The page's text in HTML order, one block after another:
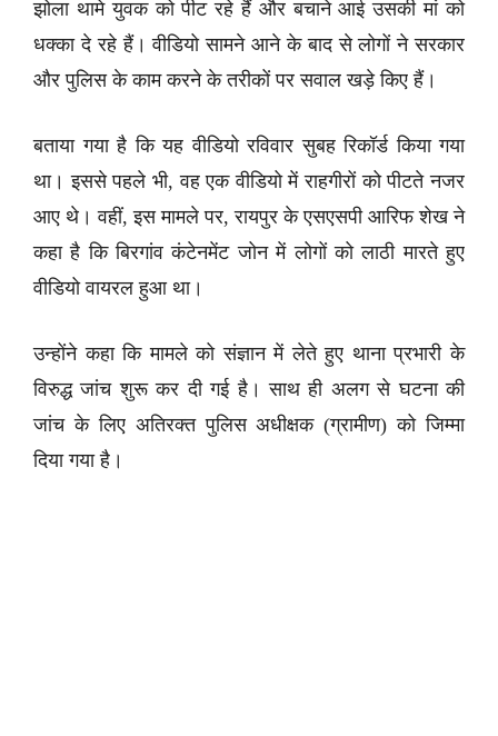
झोला थामे युवक को पीट रहे हैं और बचाने आई उसकी मां को
धक्का दे रहे हैं। वीडियो सामने आने के बाद से लोगों ने सरकार
और पुलिस के काम करने के तरीकों पर सवाल खड़े किए हैं।
बताया गया है कि यह वीडियो रविवार सुबह रिकॉर्ड किया गया
था। इससे पहले भी, वह एक वीडियो में राहगीरों को पीटते नजर
आए थे। वहीं, इस मामले पर, रायपुर के एसएसपी आरिफ शेख ने
कहा है कि बिरगांव कंटेनमेंट जोन में लोगों को लाठी मारते हुए
वीडियो वायरल हुआ था।
उन्होंने कहा कि मामले को संज्ञान में लेते हुए थाना प्रभारी के
विरुद्ध जांच शुरू कर दी गई है। साथ ही अलग से घटना की
जांच के लिए अतिरक्त पुलिस अधीक्षक (ग्रामीण) को जिम्मा
दिया गया है।